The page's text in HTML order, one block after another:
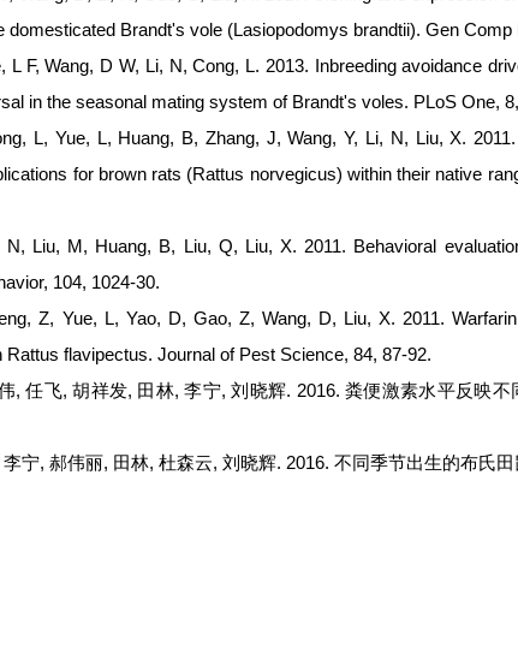
domesticated Brandt's vole (Lasiopodomys brandtii). Gen Comp
L F, Wang, D W, Li, N, Cong, L. 2013. Inbreeding avoidance
in the seasonal mating system of Brandt's voles. PLoS One,
L, Yue, L, Huang, B, Zhang, J, Wang, Y, Li, N, Liu, X.
for brown rats (Rattus norvegicus) within their native
Liu, M, Huang, B, Liu, Q, Liu, X. 2011. Behavioral
104, 1024-30.
Z, Yue, L, Yao, D, Gao, Z, Wang, D, Liu, X. 2011.
Rattus flavipectus. Journal of Pest Science, 84, 87-92.
, 任飞, 胡祥发, 田林, 李宁, 刘晓辉. 2016. 粪便激素水平反映
宁, 郝伟丽, 田林, 杜森云, 刘晓辉. 2016. 不同季节出生的布氏